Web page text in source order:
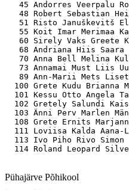
45 Andorres Veerpalu
48 Robert Sebastian
51 Risto Januškevitš
55 Koit Imar Merimaa
60 Sirely Vaks
68 Andriana Hiis
70 Anna Bell Melina
73 Annamai Must Liis
89 Ann-Marii Mets
100 Grete Kudu
101 Kessu Otto Angela
102 Gretely Salundi
103 Änni Perv Marlen
108 Grete Ernits
111 Loviisa Kalda
113 Ivo Piho Rivo
Pühajärve Põhikool